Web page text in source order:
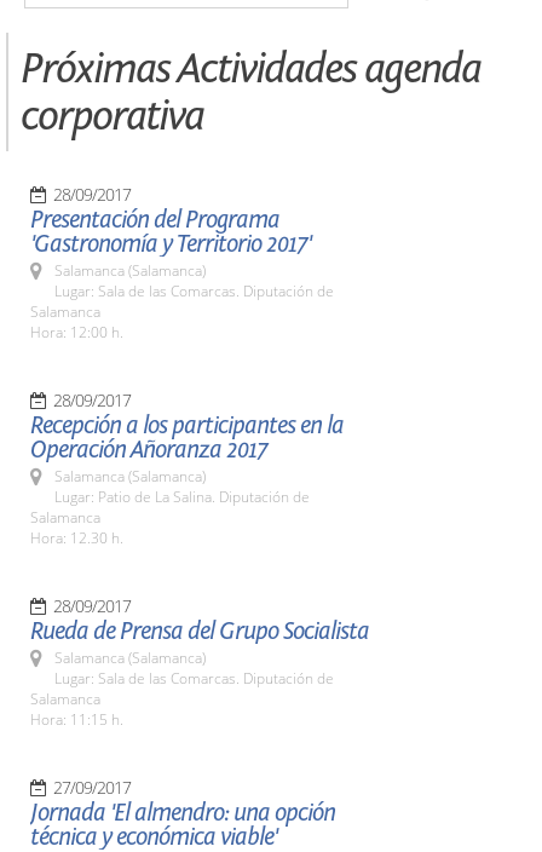
Próximas Actividades agenda
corporativa
28/09/2017
Presentación del Programa
'Gastronomía y Territorio 2017'
Salamanca (Salamanca)
Lugar: Sala de las Comarcas. Diputación de
Salamanca
Hora: 12:00 h.
28/09/2017
Recepción a los participantes en la
Operación Añoranza 2017
Salamanca (Salamanca)
Lugar: Patio de La Salina. Diputación de
Salamanca
Hora: 12.30 h.
28/09/2017
Rueda de Prensa del Grupo Socialista
Salamanca (Salamanca)
Lugar: Sala de las Comarcas. Diputación de
Salamanca
Hora: 11:15 h.
27/09/2017
Jornada 'El almendro: una opción
técnica y económica viable'